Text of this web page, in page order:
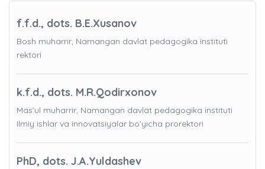
f.f.d., dots. B.E.Xusanov
Bosh muharrir, Namangan davlat pedagogika instituti
rektori
k.f.d., dots. M.R.Qodirxonov
Mas’ul muharrir, Namangan davlat pedagogika instituti
Ilmiy ishlar va innovatsiyalar bo’yicha prorektori
PhD, dots. J.A.Yuldashev